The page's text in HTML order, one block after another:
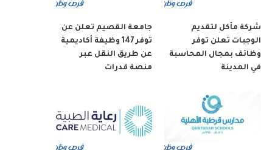
شركة مأكل لتقديم
الوجبات تعلن توفر
وظائف بمجال المحاسبة
في المدينة
جامعة القصيم تعلن عن
توفر 147 وظيفة أكاديمية
عن طريق النقل عبر
منصة قدرات